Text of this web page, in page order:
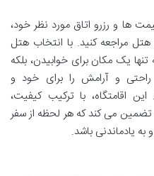
ها و رزرو اتاق مورد نظر خود،
مراجعه کنید. با انتخاب هتل
یک مکان برای خوابیدن، بلکه
و آرامش را برای خود و
اقامتگاه، با ترکیب کیفیت،
تضمین می کند که هر لحظه از سفر
به یادماندنی باشد.